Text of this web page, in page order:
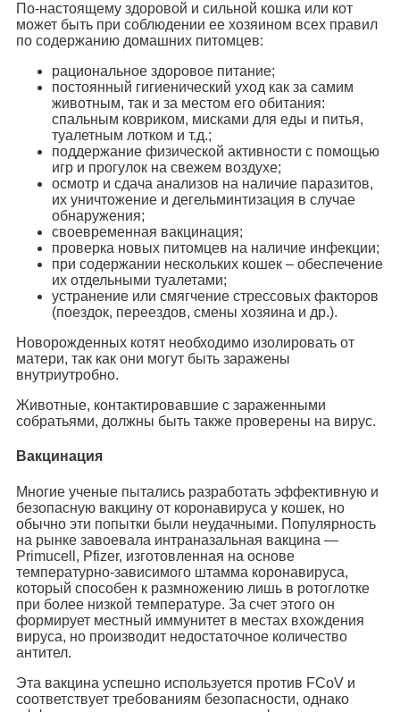
По-настоящему здоровой и сильной кошка или кот
может быть при соблюдении ее хозяином всех правил
по содержанию домашних питомцев:
рациональное здоровое питание;
постоянный гигиенический уход как за самим
животным, так и за местом его обитания:
спальным ковриком, мисками для еды и питья,
туалетным лотком и т.д.;
поддержание физической активности с помощью
игр и прогулок на свежем воздухе;
осмотр и сдача анализов на наличие паразитов,
их уничтожение и дегельминтизация в случае
обнаружения;
своевременная вакцинация;
проверка новых питомцев на наличие инфекции;
при содержании нескольких кошек – обеспечение
их отдельными туалетами;
устранение или смягчение стрессовых факторов
(поездок, переездов, смены хозяина и др.).
Новорожденных котят необходимо изолировать от
матери, так как они могут быть заражены
внутриутробно.
Животные, контактировавшие с зараженными
собратьями, должны быть также проверены на вирус.
Вакцинация
Многие ученые пытались разработать эффективную и
безопасную вакцину от коронавируса у кошек, но
обычно эти попытки были неудачными. Популярность
на рынке завоевала интраназальная вакцина —
Primucell, Pfizer, изготовленная на основе
температурно-зависимого штамма коронавируса,
который способен к размножению лишь в ротоглотке
при более низкой температуре. За счет этого он
формирует местный иммунитет в местах вхождения
вируса, но производит недостаточное количество
антител.
Эта вакцина успешно используется против FCoV и
соответствует требованиям безопасности, однако